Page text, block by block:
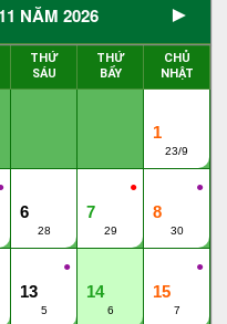
NĂM 2026 ►
THỨ
SÁU
THỨ
BẨY
CHỦ
NHẬT
1
23/9
6
28
●
7
29
●
8
30
●
13
5
14
6
●
15
7